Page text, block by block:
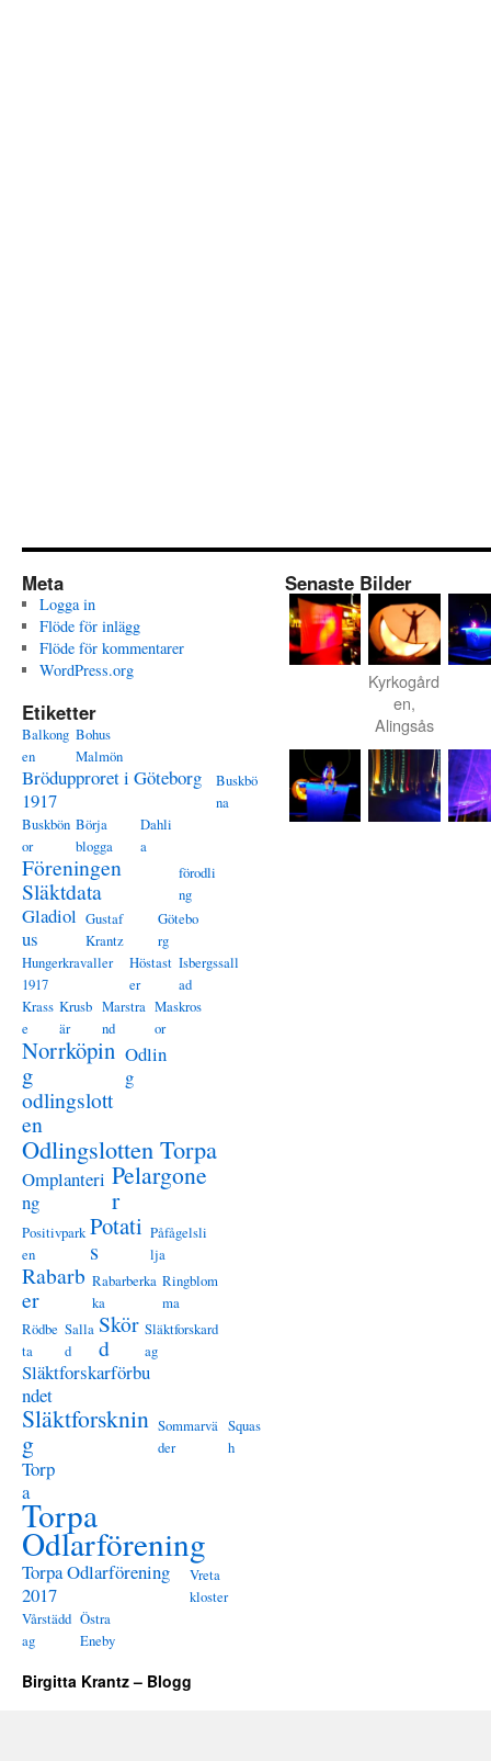
Meta
Logga in
Flöde för inlägg
Flöde för kommentarer
WordPress.org
Etiketter
Balkong
en
Bohus
Malmön
Brödupproret i Göteborg
1917
Buskbö
na
Buskbön
or
Börja
blogga
Dahli
a
Föreningen
Släktdata
förodli
ng
Gladiol
us
Gustaf
Krantz
Götebo
rg
Hungerkravaller
1917
Höstast
er
Isbergssall
ad
Krass
e
Krusb
är
Marstra
nd
Maskros
or
Norrköpin
g
Odlin
g
odlingslott
en
Odlingslotten Torpa
Omplanteri
ng
Pelargone
r
Positivpark
en
Potati
s
Påfågelsli
lja
Rabarb
er
Rabarberka
ka
Ringblom
ma
Rödbe
ta
Salla
d
Skör
d
Släktforskard
ag
Släktforskarförbu
ndet
Släktforsknin
g
Sommarvä
der
Squas
h
Torp
a
Torpa
Odlarförening
Torpa Odlarförening
2017
Vreta
kloster
Vårstädd
ag
Östra
Eneby
Senaste Bilder
Kyrkogård
en,
Alingsås
Birgitta Krantz – Blogg